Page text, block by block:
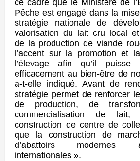
ce cadre que le Ministère de
Pêche est engagé dans la
stratégie nationale de
valorisation du lait cru local et
de la production de viande
l’accent sur la promotion et
l’élevage afin qu’il puisse
efficacement au bien-être de
a-t-elle indiqué. Avant de
stratégie permet de renforcer
de production, de
commercialisation de lait,
construction de centre de
que la construction de
d’abattoirs modernes
internationales ».